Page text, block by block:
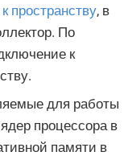
пространству, в
По
к
для работы
процессора в
памяти в